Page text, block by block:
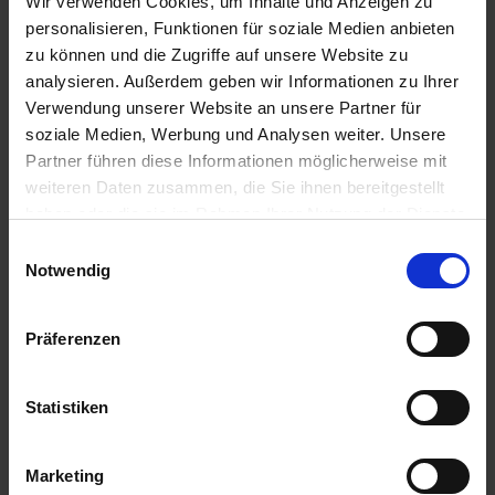
personalisieren, Funktionen für soziale Medien anbieten
zu können und die Zugriffe auf unsere Website zu
analysieren. Außerdem geben wir Informationen zu Ihrer
Verwendung unserer Website an unsere Partner für
soziale Medien, Werbung und Analysen weiter. Unsere
Partner führen diese Informationen möglicherweise mit
weiteren Daten zusammen, die Sie ihnen bereitgestellt
Notwendig
Präferenzen
Statistiken
Marketing
136,55 € / St
IN DEN
WARENKORB
4,51 € / St
IN DEN
WARENKORB
Anmelden für Ihren persönlichen Preis
2,93 € / St
Lieferung voraussichtlich ab Freitag, 14. August 2026